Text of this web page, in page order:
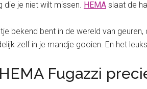
die je niet wilt missen. HEMA slaat de
bekend bent in de wereld van
zelf in je mandje gooien. En het
Fugazzi